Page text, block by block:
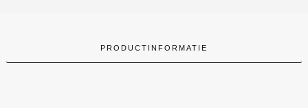
PRODUCTINFORMATIE